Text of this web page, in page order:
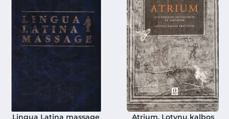
Lingua Latina massage Atrium. Lotynų kalbos